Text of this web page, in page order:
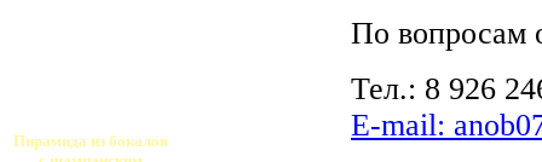
Пирамида из бокалов
По вопросам
Тел.: 8 926
E-mail: